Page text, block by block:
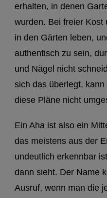
erhalten, in denen
wurden. Bei freier Kost
in den Gärten leben,
authentisch zu sein,
und Nägel nicht
sich das überlegt,
diese Pläne nicht
Ein Aha ist also ein
das meistens aus der
undeutlich erkennbar
dann sieht. Der Name
Ausruf, wenn man die